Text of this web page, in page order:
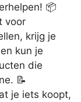
📦
voor
krijg je
kun je
die
📝
je iets koopt,